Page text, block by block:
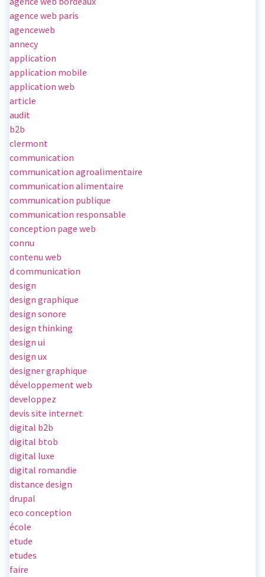
agence web paris
agenceweb
annecy
application
application mobile
application web
article
audit
b2b
clermont
communication
communication agroalimentaire
communication alimentaire
communication publique
communication responsable
conception page web
connu
contenu web
d communication
design
design graphique
design sonore
design thinking
design ui
design ux
designer graphique
développement web
developpez
devis site internet
digital b2b
digital btob
digital luxe
digital romandie
distance design
drupal
eco conception
école
etude
etudes
faire